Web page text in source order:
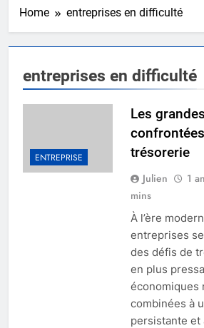
Home entreprises en difficulté
entreprises en difficulté
ENTREPRISE
Les
trésorerie
Julien 1
mins
À l’ère
entreprises
des défis de
en plus
économiques
combinées à
persistante et